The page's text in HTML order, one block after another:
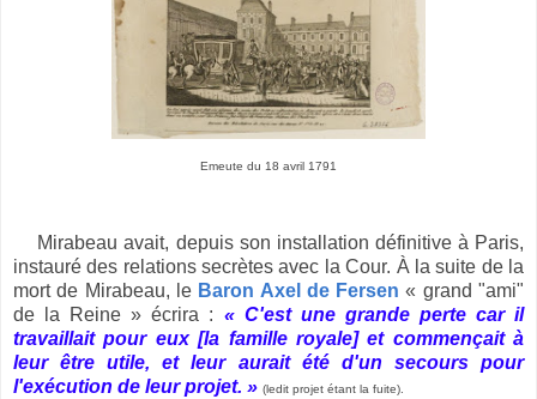
Emeute du 18 avril 1791
Mirabeau avait, depuis son installation définitive à Paris,
instauré des relations secrètes avec la Cour. À la suite de la
mort de Mirabeau, le Baron Axel de Fersen « grand "ami"
de la Reine » écrira : « C'est une grande perte car il
travaillait pour eux [la famille royale] et commençait à
leur être utile, et leur aurait été d'un secours pour
l'exécution de leur projet. » (ledit projet étant la fuite).